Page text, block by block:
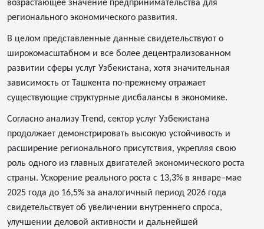
возрастающее значение предпринимательства для
регионального экономического развития.
В целом представленные данные свидетельствуют о
широкомасштабном и все более децентрализованном
развитии сферы услуг Узбекистана, хотя значительная
зависимость от Ташкента по-прежнему отражает
существующие структурные дисбалансы в экономике.
Согласно анализу Trend, сектор услуг Узбекистана
продолжает демонстрировать высокую устойчивость и
расширение регионального присутствия, укрепляя свою
роль одного из главных двигателей экономического роста
страны. Ускорение реального роста с 13,3% в январе–мае
2025 года до 16,5% за аналогичный период 2026 года
свидетельствует об увеличении внутреннего спроса,
улучшении деловой активности и дальнейшей